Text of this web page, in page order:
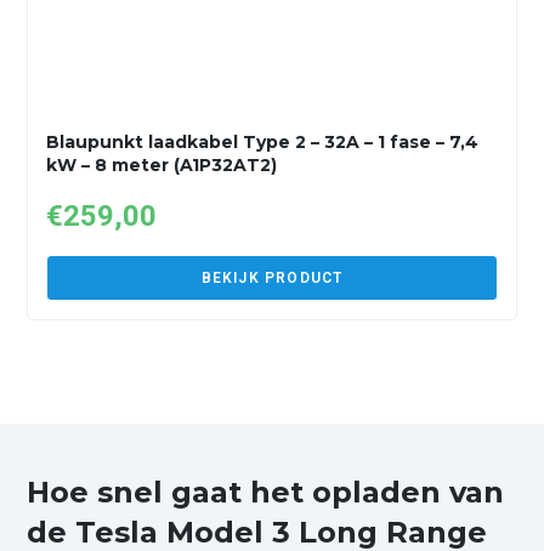
Blaupunkt laadkabel Type 2 – 32A – 1 fase – 7,4
kW – 8 meter (A1P32AT2)
€259,00
BEKIJK PRODUCT
Hoe snel gaat het opladen van
de Tesla Model 3 Long Range